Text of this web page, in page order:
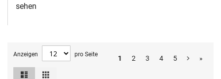
sehen
Anzeigen pro Seite 1 2 3 4 5 »
Ansicht